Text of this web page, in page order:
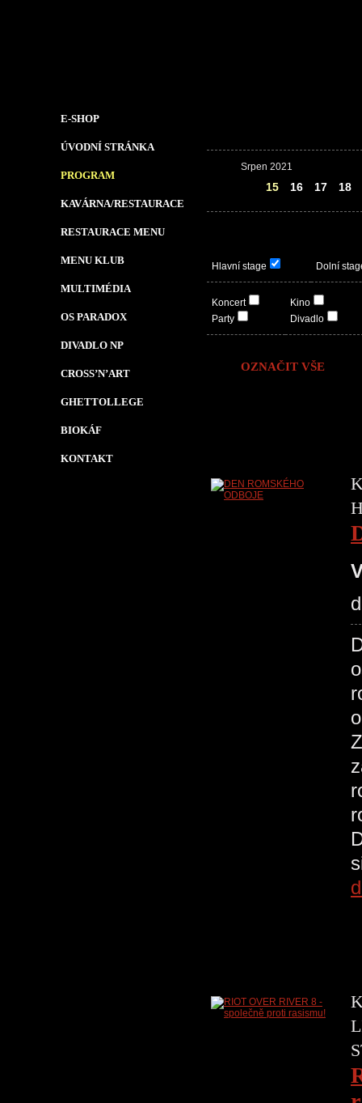
E-SHOP
ÚVODNÍ STRÁNKA
PROGRAM
KAVÁRNA/RESTAURACE
RESTAURACE MENU
MENU KLUB
MULTIMÉDIA
OS PARADOX
DIVADLO NP
CROSS’N’ART
GHETTOLLEGE
BIOKÁF
KONTAKT
Srpen 2021
15 16 17 18
Hlavní stage Dolní
Koncert
Party
Kino
Divadlo
OZNAČIT VŠE